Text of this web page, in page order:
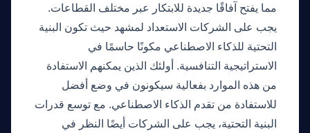
مما يفتح آفاقًا جديدة للابتكار عبر مختلف القطاعات.
يجب على الشركات الاستعداد لمشهد حيث تكون البنية
التحتية للذكاء الاصطناعي مكونًا حاسمًا في
الاستراتيجية التنافسية. أولئك الذين يمكنهم الاستفادة
من هذه الموارد بفعالية سيكونون في وضع أفضل
للاستفادة من تقدم الذكاء الاصطناعي. مع توسع قدرات
البنية التحتية، يجب على الشركات أيضًا النظر في